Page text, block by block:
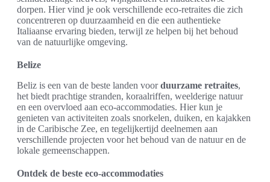
dorpen. Hier vind je ook verschillende eco-retraites die zich
concentreren op duurzaamheid en die een authentieke
Italiaanse ervaring bieden, terwijl ze helpen bij het behoud
van de natuurlijke omgeving.
Belize
Beliz is een van de beste landen voorduurzame retraites,
het biedt prachtige stranden, koraalriffen, weelderige natuur
en een overvloed aan eco-accommodaties. Hier kun je
genieten van activiteiten zoals snorkelen, duiken, en kajakken
in de Caribische Zee, en tegelijkertijd deelnemen aan
verschillende projecten voor het behoud van de natuur en de
lokale gemeenschappen.
Ontdek de beste eco-accommodaties